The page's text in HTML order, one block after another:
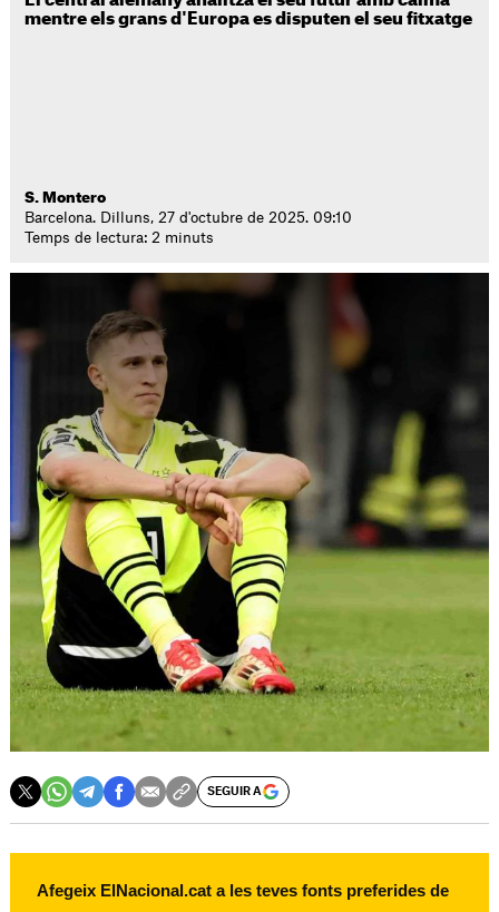
mentre els grans d'Europa es disputen el seu fitxatge
S. Montero
Barcelona. Dilluns, 27 d'octubre de 2025. 09:10
Temps de lectura: 2 minuts
SEGUIR A
Afegeix ElNacional.cat a les teves fonts preferides de